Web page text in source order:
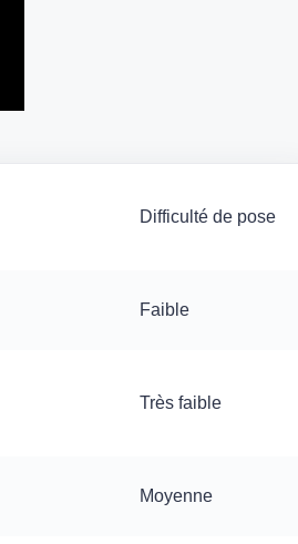
Difficulté de pose
Faible
Très faible
Moyenne